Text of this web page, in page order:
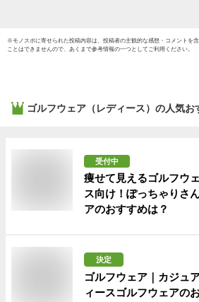
※モノスポに寄せられた投稿内容は、投稿者の主観的な感想・コメントを
ことはできませんので、あくまで参考情報の一つとしてご利用ください。
ゴルフウェア（レディース） の人気お
受付中
痩せて見えるゴルフウ
ス向け！ぽっちゃりさ
アのおすすめは？
決定
ゴルフウェア｜カジュ
ィースゴルフウェアの